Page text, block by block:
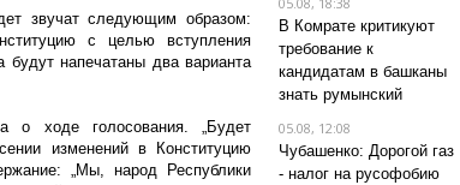
звучат следующим образом:
с целью вступления
напечатаны два варианта
о ходе голосования. „Будет
изменений в Конституцию
„Мы, народ Республики
В Комрате критикуют
требование к
кандидатам в башканы
знать румынский
05.08, 12:08
Чубашенко: Дорогой газ
- налог на русофобию